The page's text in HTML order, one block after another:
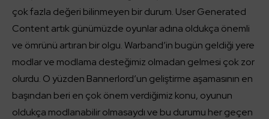
çok fazla değeri bilinmeyen bir durum. User Generated
Content artık günümüzde oyunlar adına oldukça önemli
ve ömrünü artıran bir olgu. Warband’in bugün geldiği yere
modlar ve modlama desteğimiz olmadan gelmesi çok zor
olurdu. O yüzden Bannerlord’un geliştirme aşamasının en
başından beri en çok önem verdiğimiz konu, oyunun
oldukça modlanabilir olmasaydı ve bu durumu her geçen